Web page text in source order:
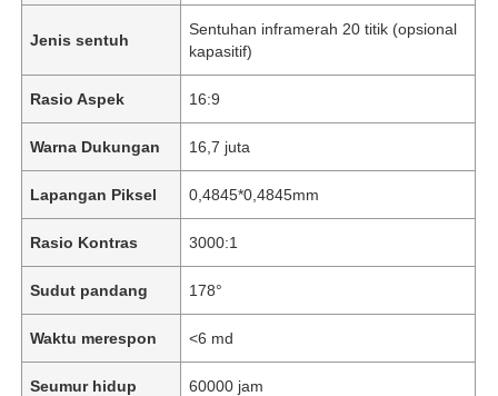
Jenis sentuh
Sentuhan inframerah 20 titik (opsional
kapasitif)
Rasio Aspek 16:9
Warna Dukungan 16,7 juta
Lapangan Piksel 0,4845*0,4845mm
Rasio Kontras 3000:1
Sudut pandang 178°
Waktu merespon <6 md
Seumur hidup 60000 jam